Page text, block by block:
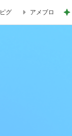
ピグ アメブロ